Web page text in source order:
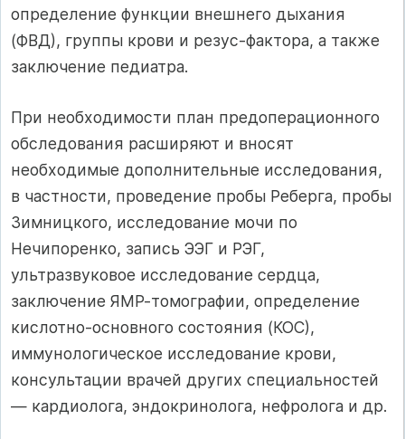
определение функции внешнего дыхания
(ФВД), группы крови и резус-фактора, а также
заключение педиатра.
При необходимости план предоперационного
обследования расширяют и вносят
необходимые дополнительные исследования,
в частности, проведение пробы Реберга, пробы
Зимницкого, исследование мочи по
Нечипоренко, запись ЭЭГ и РЭГ,
ультразвуковое исследование сердца,
заключение ЯМР-томографии, определение
кислотно-основного состояния (КОС),
иммунологическое исследование крови,
консультации врачей других специальностей
— кардиолога, эндокринолога, нефролога и др.